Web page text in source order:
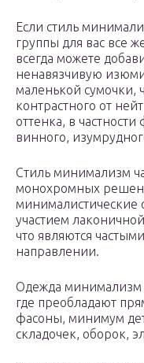
Если стиль
группы для вас все
всегда можете
ненавязчивую
маленькой сумочки,
контрастного от
оттенка, в
винного,
Стиль минимализм
монохромных
минималистические
участием
что являются
направлении.
Одежда минимализм
где преобладают
фасоны, минимум
складочек, оборок,